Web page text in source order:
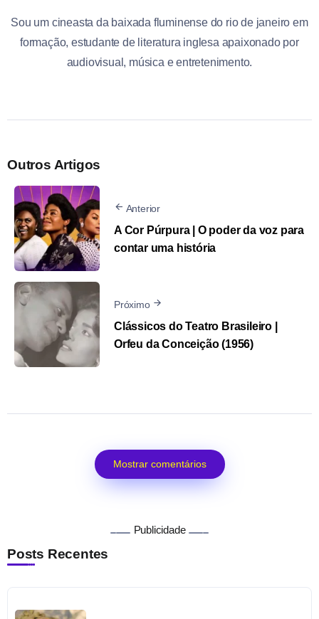
Sou um cineasta da baixada fluminense do rio de janeiro em
formação, estudante de literatura inglesa apaixonado por
audiovisual, música e entretenimento.
Outros Artigos
Anterior
A Cor Púrpura | O poder da voz para
contar uma história
Próximo
Clássicos do Teatro Brasileiro |
Orfeu da Conceição (1956)
Mostrar comentários
Publicidade
Posts Recentes